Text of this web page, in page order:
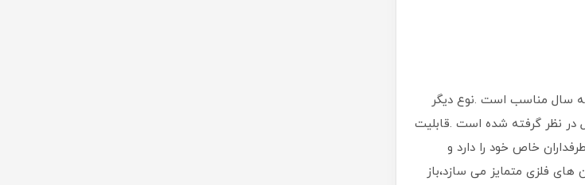
سال مناسب است .نوع دیگر
در نظر گرفته شده است .قابلیت
خاص خود را دارد و
فلزی متمایز می سازد،باز